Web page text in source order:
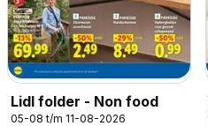
Lidl folder - Non food
05-08 t/m 11-08-2026